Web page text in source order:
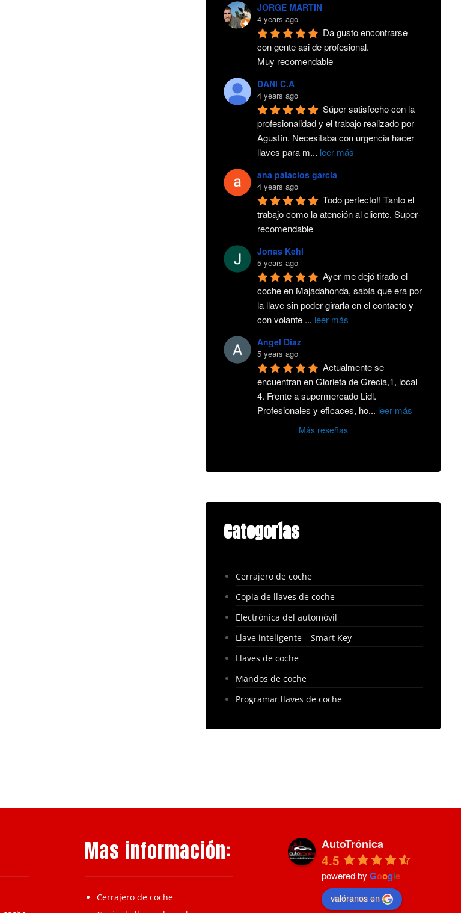
JORGE MARTIN
4 years ago
Da gusto encontrarse
con gente asi de profesional.
Muy recomendable
DANI C.A
4 years ago
Súper satisfecho con la
profesionalidad y el trabajo realizado por
Agustín. Necesitaba con urgencia hacer
llaves para m... leer más
ana palacios garcia
4 years ago
Todo perfecto!! Tanto el
trabajo como la atención al cliente. Super-
recomendable
Jonas Kehl
5 years ago
Ayer me dejó tirado el
coche en Majadahonda, sabía que era por
la llave sin poder girarla en el contacto y
con volante ... leer más
Angel Diaz
5 years ago
Actualmente se
encuentran en Glorieta de Grecia,1, local
4. Frente a supermercado Lidl.
Profesionales y eficaces, ho... leer más
Más reseñas
Categorías
Cerrajero de coche
Copia de llaves de coche
Electrónica del automóvil
Llave inteligente – Smart Key
Llaves de coche
Mandos de coche
Programar llaves de coche
Mas información:
Cerrajero de coche
AutoTrónica
4.5
powered by Google
valóranos en